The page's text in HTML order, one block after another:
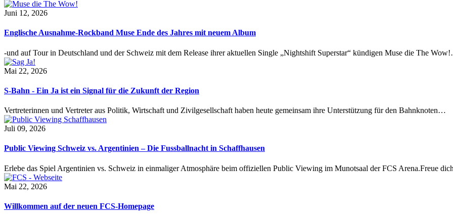
Juni 12, 2026
Englische Ausnahme-Rockband Muse Ende des Jahres mit neuem Album
-und auf Tour in Deutschland und der Schweiz mit dem Release ihrer aktuellen Single „Nightshift Superstar“ kündigen Muse die The
Mai 22, 2026
S-Bahn - Ein Ja ist ein Signal für die Zukunft der Region
Vertreterinnen und Vertreter aus Politik, Wirtschaft und Zivilgesellschaft haben heute gemeinsam ihre Unterstützung für den Bahnknoten…
Juli 09, 2026
Public Viewing Schweiz vs. Argentinien – Die Fussballnacht in Schaffhausen
Erlebe das Spiel Argentinien vs. Schweiz in einmaliger Atmosphäre beim offiziellen Public Viewing im Munotsaal der FCS Arena.Freue
Mai 22, 2026
Willkommen auf der neuen FCS-Homepage